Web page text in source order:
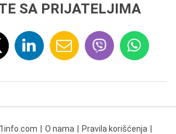
SA PRIJATELJIMA
O nama Pravila korišćenja